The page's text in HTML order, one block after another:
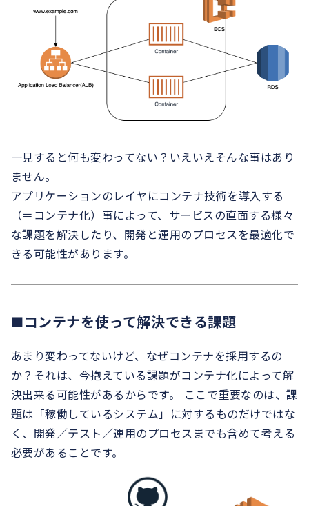
一見すると何も変わってない？いえいえそんな事はあり
ません。
アプリケーションのレイヤにコンテナ技術を導入する
（＝コンテナ化）事によって、サービスの直面する様々
な課題を解決したり、開発と運用のプロセスを最適化で
きる可能性があります。
■コンテナを使って解決できる課題
あまり変わってないけど、なぜコンテナを採用するの
か？それは、今抱えている課題がコンテナ化によって解
決出来る可能性があるからです。 ここで重要なのは、課
題は「稼働しているシステム」に対するものだけではな
く、開発／テスト／運用のプロセスまでも含めて考える
必要があることです。